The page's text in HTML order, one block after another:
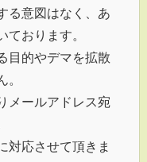
る意図はなく、あ
ております。
目的やデマを拡散
。
メールアドレス宛
対応させて頂きま